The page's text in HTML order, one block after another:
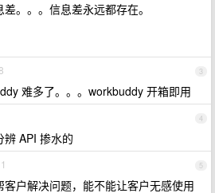
。。。信息差永远都存在。
3
难多了。。。workbuddy 开箱即用
4
辨 API 掺水的
5
1
户解决问题，能不能让客户无感使用